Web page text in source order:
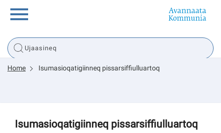
Innuttaasunut
Home Isumasioqatigiinneq pissarsiffiulluartoq
Isumasioqatigiinneq pissarsiffiulluartoq